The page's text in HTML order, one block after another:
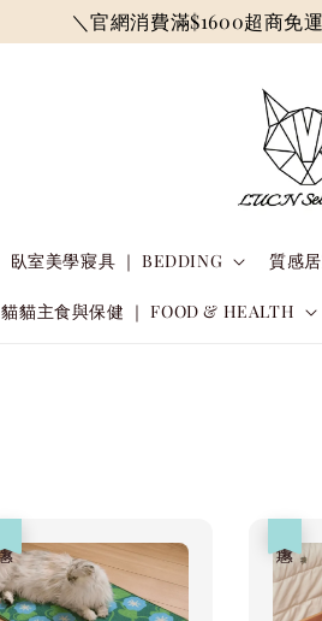
＼官網消費滿$1600超商免
臥室美學寢具 ｜ BEDDING 質感
貓貓主食與保健 ｜ FOOD & HEALTH